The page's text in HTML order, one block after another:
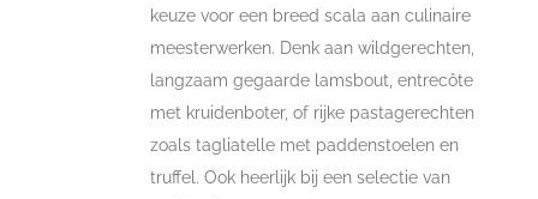
keuze voor een breed scala aan culinaire
meesterwerken. Denk aan wildgerechten,
langzaam gegaarde lamsbout, entrecôte
met kruidenboter, of rijke pastagerechten
zoals tagliatelle met paddenstoelen en
truffel. Ook heerlijk bij een selectie van